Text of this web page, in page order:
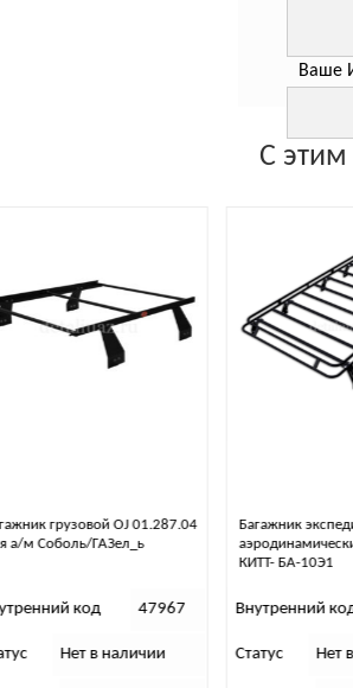
Ваше
С
Багажник экспедиционный
аэродинамический Баргузин
Внутренний код 39634
Статус Нет в наличии
Площадка
укороченная
БА-10ПУ1
Внутренний
Статус